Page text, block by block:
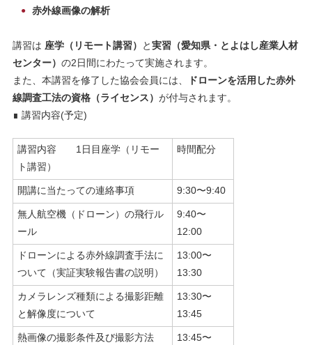
赤外線画像の解析
講習は 座学（リモート講習） と実習（愛知県・とよはし産業人材
センター） の2日間にわたって実施されます。
また、本講習を修了した協会会員には、
ドローンを活用した赤外
線調査工法の資格（ライセンス） が付与されます。
∎ 講習内容(予定)
講習内容 1日目座学（リモー
ト講習）
時間配分
開講に当たっての連絡事項 9:30〜9:40
無人航空機（ドローン）の飛行ル
ール
9:40〜
12:00
ドローンによる赤外線調査手法に
ついて（実証実験報告書の説明）
13:00〜
13:30
カメラレンズ種類による撮影距離
と解像度について
13:30〜
13:45
熱画像の撮影条件及び撮影方法
13:45〜